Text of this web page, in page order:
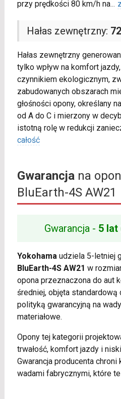
przy prędkości 80 km/h na...
Hałas zewnętrzny:
Hałas zewnętrzny
tylko wpływ na komfort
czynnikiem ekologicznym,
zabudowanych obszarach
głośności opony, określany
od A do C i mierzony w
istotną rolę w redukcji
całość
Gwarancjana
BluEarth-4S AW21
Gwarancja - 5 lat
Yokohamaudziela 5-letniej
BluEarth-4S AW21 w
opona przeznaczona do aut
średniej, objęta standardową
polityką gwarancyjną na
materiałowe.
Opony tej kategorii
trwałość, komfort jazdy i
Gwarancja producenta
wadami fabrycznymi, które